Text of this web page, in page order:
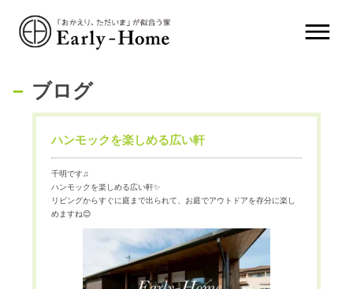
ブログ
ハンモックを楽しめる広い軒
千明です♫
ハンモックを楽しめる広い軒✨
リビングからすぐに庭まで出られて、お庭でアウトドアを存分に楽し
めますね😊